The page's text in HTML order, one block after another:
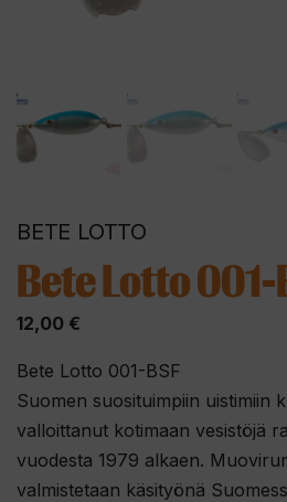
BETE LOTTO
Bete Lotto 001-
12,00 €
Bete Lotto 001-BSF
Suomen suosituimpiin uistimiin
valloittanut kotimaan vesistöjä
vuodesta 1979 alkaen.
valmistetaan käsityönä